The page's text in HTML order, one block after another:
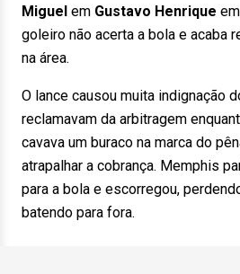
Miguel em Gustavo Henrique
goleiro não acerta a bola e acaba
na área.
O lance causou muita indignação
reclamavam da arbitragem
cavava um buraco na marca do
atrapalhar a cobrança. Memphis
para a bola e escorregou,
batendo para fora.